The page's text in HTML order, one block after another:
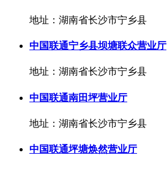
地址：湖南省长沙市宁乡县
中国联通宁乡县坝塘联众营业厅
地址：湖南省长沙市宁乡县
中国联通南田坪营业厅
地址：湖南省长沙市宁乡县
中国联通坪塘焕然营业厅